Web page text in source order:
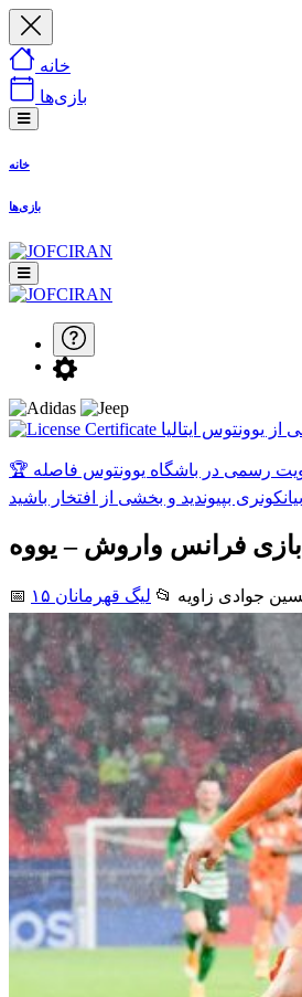
خانه
بازی‌ها
خانه
بازی‌ها
یوونتوس ایتالیا
🏆 فقط ۴ دقیقه با عضویت رسمی در باشگاه یوونتوس فاصله
فرانس واروش – یووه
📅 جوادی زاويه 📂 لیگ قهرمانان